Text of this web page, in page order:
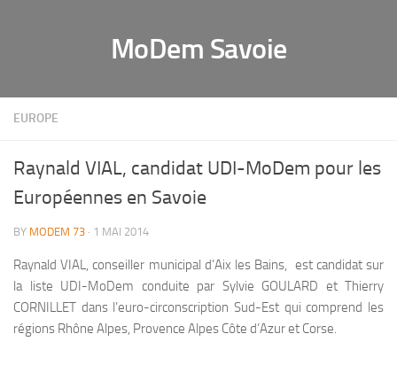
MoDem Savoie
EUROPE
Raynald VIAL, candidat UDI-MoDem pour les
Européennes en Savoie
BY MODEM 73 · 1 MAI 2014
Raynald VIAL, conseiller municipal d’Aix les Bains, est candidat sur
la liste UDI-MoDem conduite par Sylvie GOULARD et Thierry
CORNILLET dans l’euro-circonscription Sud-Est qui comprend les
régions Rhône Alpes, Provence Alpes Côte d’Azur et Corse.